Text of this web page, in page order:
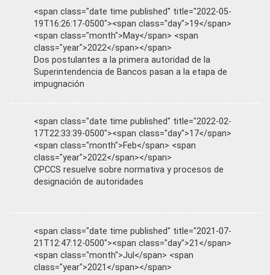
<span class="date time published" title="2022-05-
19T16:26:17-0500"><span class="day">19</span>
<span class="month">May</span> <span
class="year">2022</span></span>
Dos postulantes a la primera autoridad de la
Superintendencia de Bancos pasan a la etapa de
impugnación
<span class="date time published" title="2022-02-
17T22:33:39-0500"><span class="day">17</span>
<span class="month">Feb</span> <span
class="year">2022</span></span>
CPCCS resuelve sobre normativa y procesos de
designación de autoridades
<span class="date time published" title="2021-07-
21T12:47:12-0500"><span class="day">21</span>
<span class="month">Jul</span> <span
class="year">2021</span></span>